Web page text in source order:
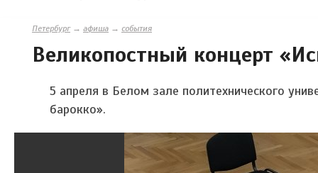
Петербург→ афиша → события
Великопостный концерт
5 апреля в Белом зале политехнического
барокко».